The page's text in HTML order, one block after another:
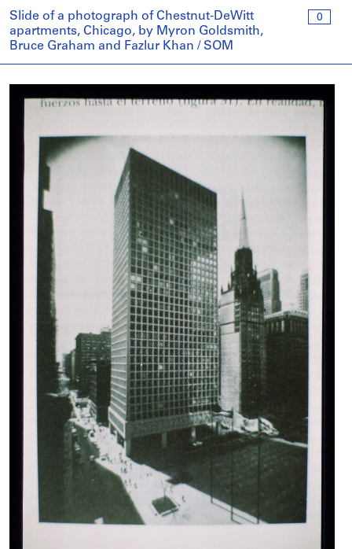
0
Slide of a photograph of Chestnut-DeWitt
apartments, Chicago, by Myron Goldsmith,
Bruce Graham and Fazlur Khan / SOM